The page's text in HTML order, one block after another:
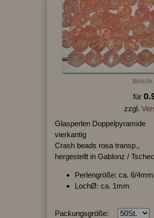
für
zzgl.
Glasperlen Doppelpyramide
vierkantig
Crash beads rosa transp.,
hergestellt in Gablonz /
Perlengröße: ca. 6/4mm
LochØ: ca. 1mm
Packungsgröße: